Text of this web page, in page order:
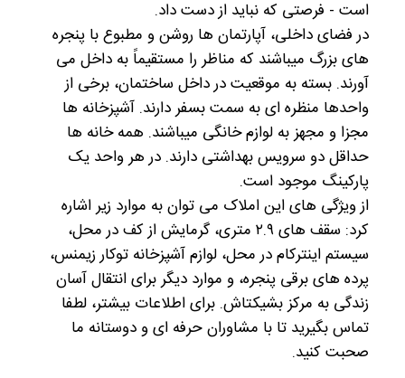
است - فرصتی که نباید از دست داد.
در فضای داخلی، آپارتمان ها روشن و مطبوع با پنجره
های بزرگ میباشند که مناظر را مستقیماً به داخل می
آورند. بسته به موقعیت در داخل ساختمان، برخی از
واحدها منظره ای به سمت بسفر دارند. آشپزخانه ها
مجزا و مجهز به لوازم خانگی میباشند. همه خانه ها
حداقل دو سرویس بهداشتی دارند. در هر واحد یک
پارکینگ موجود است.
از ویژگی های این املاک می توان به موارد زیر اشاره
کرد: سقف های ۲.۹ متری، گرمایش از کف در محل،
سیستم اینترکام در محل، لوازم آشپزخانه توکار زیمنس،
پرده های برقی پنجره، و موارد دیگر برای انتقال آسان
زندگی به مرکز بشیکتاش. برای اطلاعات بیشتر، لطفا
تماس بگیرید تا با مشاوران حرفه ای و دوستانه ما
صحبت کنید.